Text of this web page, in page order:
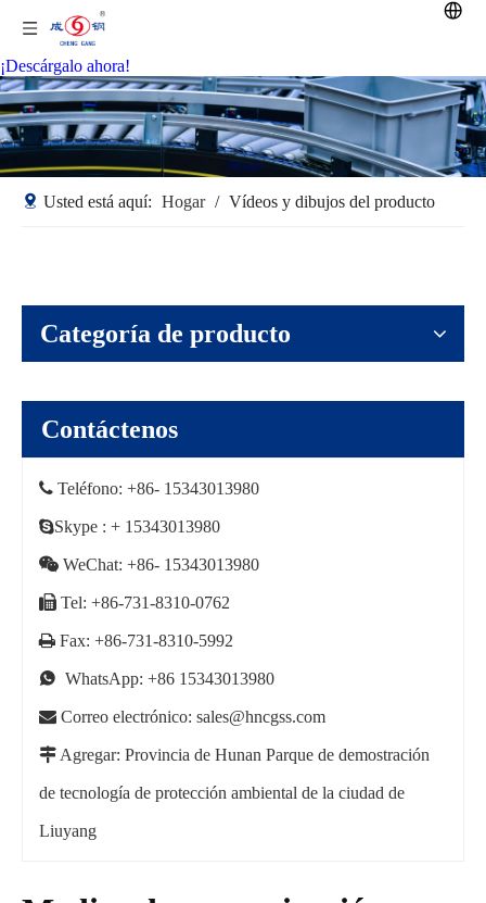
¡Descárgalo ahora!
Usted está aquí: Hogar / Vídeos y dibujos del producto
Categoría de producto
Contáctenos
 Teléfono: +86- 15343013980
Skype : + 15343013980
 WeChat: +86- 15343013980
 Tel: +86-731-8310-0762
 Fax: +86-731-8310-5992
 WhatsApp: +86 15343013980
 Correo electrónico: sales@hncgss.com
 Agregar: Provincia de Hunan Parque de demostración
de tecnología de protección ambiental de la ciudad de
Liuyang